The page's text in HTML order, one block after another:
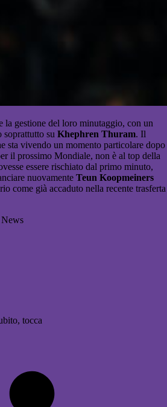
la gestione del loro minutaggio, con un
soprattutto su Khephren Thuram. Il
sta vivendo un momento particolare dopo
il prossimo Mondiale, non è al top della
essere rischiato dal primo minuto,
nuovamente Teun Koopmeiners
come già accaduto nella recente trasferta
tocca